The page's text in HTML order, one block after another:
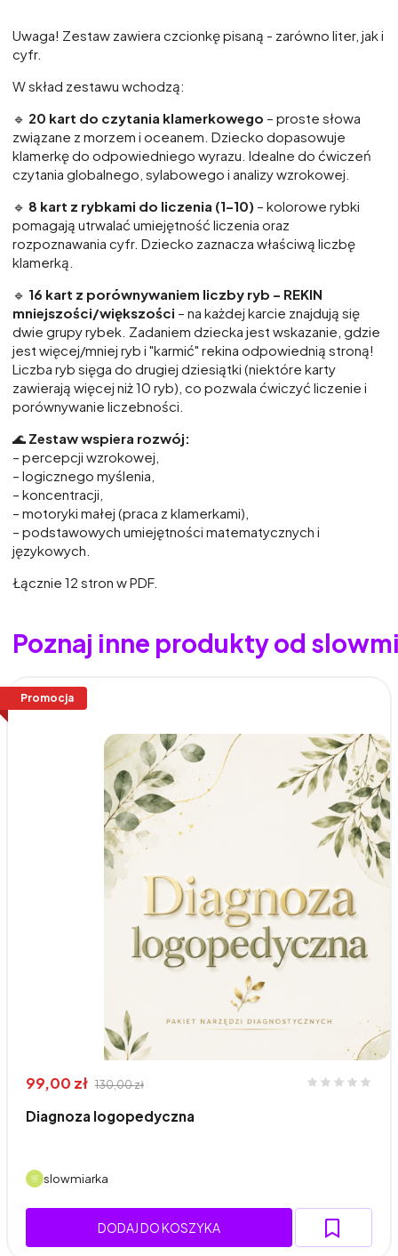
Uwaga! Zestaw zawiera czcionkę pisaną - zarówno liter, jak i
cyfr.
W skład zestawu wchodzą:
🔹 20 kart do czytania klamerkowego – proste słowa
związane z morzem i oceanem. Dziecko dopasowuje
klamerkę do odpowiedniego wyrazu. Idealne do ćwiczeń
czytania globalnego, sylabowego i analizy wzrokowej.
🔹 8 kart z rybkami do liczenia (1–10) – kolorowe rybki
pomagają utrwalać umiejętność liczenia oraz
rozpoznawania cyfr. Dziecko zaznacza właściwą liczbę
klamerką.
🔹 16 kart z porównywaniem liczby ryb – REKIN
mniejszości/większości – na każdej karcie znajdują się
dwie grupy rybek. Zadaniem dziecka jest wskazanie, gdzie
jest więcej/mniej ryb i "karmić" rekina odpowiednią stroną!
Liczba ryb sięga do drugiej dziesiątki (niektóre karty
zawierają więcej niż 10 ryb), co pozwala ćwiczyć liczenie i
porównywanie liczebności.
🌊 Zestaw wspiera rozwój:
– percepcji wzrokowej,
– logicznego myślenia,
– koncentracji,
– motoryki małej (praca z klamerkami),
– podstawowych umiejętności matematycznych i
językowych.
Łącznie 12 stron w PDF.
Poznaj inne produkty od
Promocja
99,00 zł 130,00 zł
Diagnoza logopedyczna
slowmiarka
DODAJ DO KOSZYKA